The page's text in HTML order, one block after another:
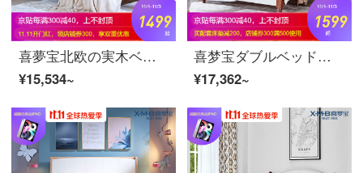
喜夢宝北欧の実木ベッド1.5メートル1.8メートルのベッドルームのダブルベッドのベルトは柔らかくて、現代の松木ベッドのベージュ色+薄い灰色のバッグは1800*2000です。
¥15,534~
喜梦宝ダブルベッド洋式ベッドロマンチック婚床床リアルウッドベッドルーム地中海スタイル家具1.8*2.0（シングルベッド）
¥17,362~